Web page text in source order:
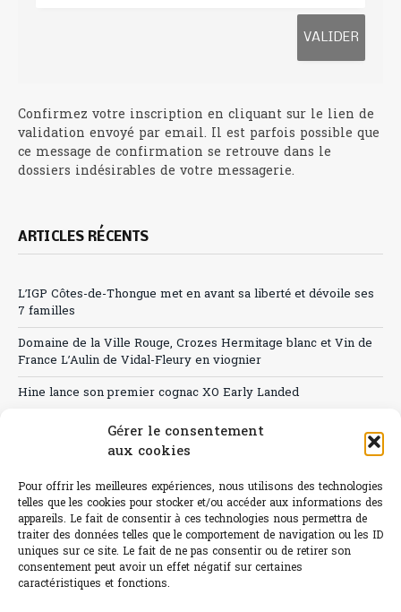
Gérer le consentement
aux cookies
Pour offrir les meilleures expériences, nous utilisons des technologies
telles que les cookies pour stocker et/ou accéder aux informations des
appareils. Le fait de consentir à ces technologies nous permettra de
traiter des données telles que le comportement de navigation ou les ID
uniques sur ce site. Le fait de ne pas consentir ou de retirer son
consentement peut avoir un effet négatif sur certaines
caractéristiques et fonctions.
Confirmez votre inscription en cliquant sur le lien de
validation envoyé par email. Il est parfois possible que
ce message de confirmation se retrouve dans le
dossiers indésirables de votre messagerie.
ARTICLES RÉCENTS
L’IGP Côtes-de-Thongue met en avant sa liberté et dévoile ses
7 familles
Domaine de la Ville Rouge, Crozes Hermitage blanc et Vin de
France L’Aulin de Vidal-Fleury en viognier
Hine lance son premier cognac XO Early Landed
Canicule : A quand le CHR à « l’heure espagnole » ?
Sélection de rosés 2026
L'abus d'alcool est dangereux pour la santé.